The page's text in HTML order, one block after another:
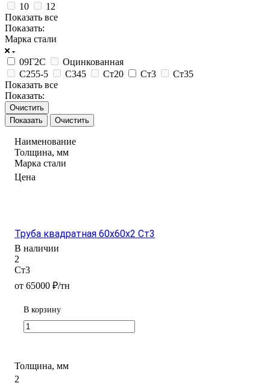
10
12
Показать все
Показать:
Марка стали
09Г2С
Оцинкованная
С255-5
С345 Ст20 Ст3
Ст35
Показать все
Показать:
Очистить
Очистить
Наименование
Толщина, мм
Марка стали
Цена
Труба квадратная 60х60х2 Ст3
В наличии
2
Ст3
от 65000 ₽/тн
В корзину
Толщина, мм
2